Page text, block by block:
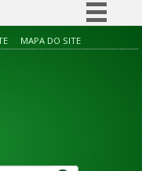
Simplifique!
Canais
MAPA DO SITE